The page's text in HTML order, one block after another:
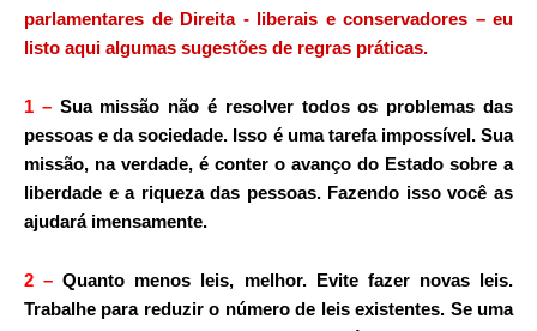
parlamentares de Direita - liberais e conservadores – eu
listo aqui algumas sugestões de regras práticas.
1 –Sua missão não é resolver todos os problemas das
pessoas e da sociedade. Isso é uma tarefa impossível. Sua
missão, na verdade, é conter o avanço do Estado sobre a
liberdade e a riqueza das pessoas. Fazendo isso você as
ajudará imensamente.
2 –Quanto menos leis, melhor. Evite fazer novas leis.
Trabalhe para reduzir o número de leis existentes. Se uma